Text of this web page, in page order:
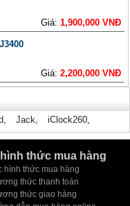
Giá:1,900,000 VNĐ
Giá:2,200,000 VNĐ
Jack iClock260
thức mua hàng
hình thức mua hàng
thức thanh toán
thức giao hàng